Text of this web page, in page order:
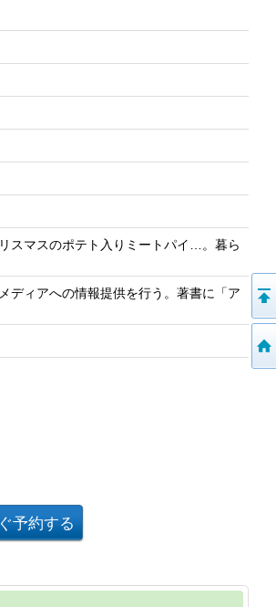
スマスのポテト入りミートパイ…。暮ら
ディアへの情報提供を行う。著書に「ア